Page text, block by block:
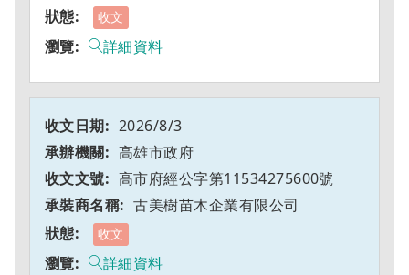
收文
詳細資料
2026/8/3
高雄市政府
高市府經公字第11534275600號
古美樹苗木企業有限公司
收文
詳細資料